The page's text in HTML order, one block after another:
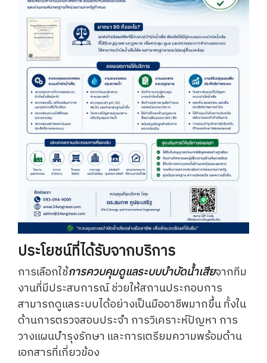
ประโยชน์ที่ได้รับจากบริการ
การเลือกใช้การควบคุมดูแลระบบบำบัดน้ำเสียจากทีม
งานที่มีประสบการณ์ ช่วยให้สถานประกอบการ
สามารถดูแลระบบได้อย่างเป็นมืออาชีพมากขึ้น ทั้งใน
ด้านการตรวจสอบประจำ การวิเคราะห์ปัญหา การ
วางแผนบำรุงรักษา และการเตรียมความพร้อมด้าน
เอกสารที่เกี่ยวข้อง